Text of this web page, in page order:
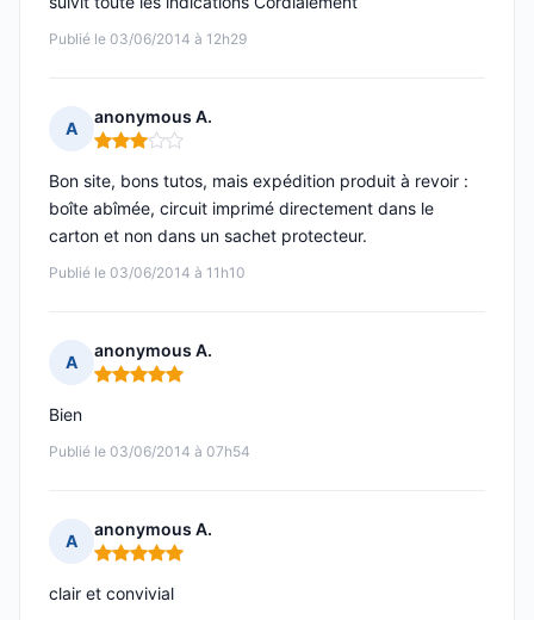
Publié le 03/06/2014 à 12h29
A
anonymous A.
Note : 3 sur 5
Publié le 03/06/2014 à 11h10
Bon site, bons tutos, mais expédition produit à revoir :
boîte abîmée, circuit imprimé directement dans le
carton et non dans un sachet protecteur.
A
anonymous A.
Note : 5 sur 5
Publié le 03/06/2014 à 07h54
Bien
A
anonymous A.
Note : 5 sur 5
clair et convivial